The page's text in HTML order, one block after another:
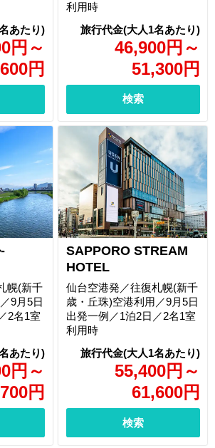
円 ～
円
46,900円 ～
51,300円
利用時
検索
円 ～
円
幌(新千
9月5日
2名1室
SAPPORO STREAM
HOTEL
55,400円 ～
61,600円
仙台空港発／往復札幌(新千
歳・丘珠)空港利用／9月5日
出発一例／1泊2日／2名1室
利用時
検索